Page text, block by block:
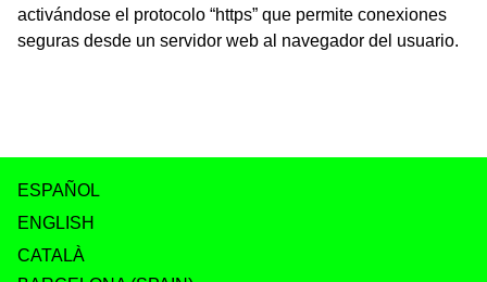
activándose el protocolo “https” que permite conexiones
seguras desde un servidor web al navegador del usuario.
ESPAÑOL
ENGLISH
CATALÀ